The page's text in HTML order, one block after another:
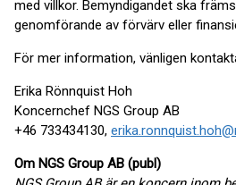
med villkor. Bemyndigandet ska
genomförande av förvärv eller
För mer information, vänligen
Erika Rönnquist Hoh
Koncernchef NGS Group AB
+46 733434130,
Om NGS Group AB (publ)